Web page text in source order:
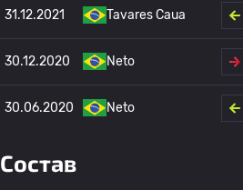
31.12.2021 Tavares Caua
30.12.2020 Neto
30.06.2020 Neto
Состав